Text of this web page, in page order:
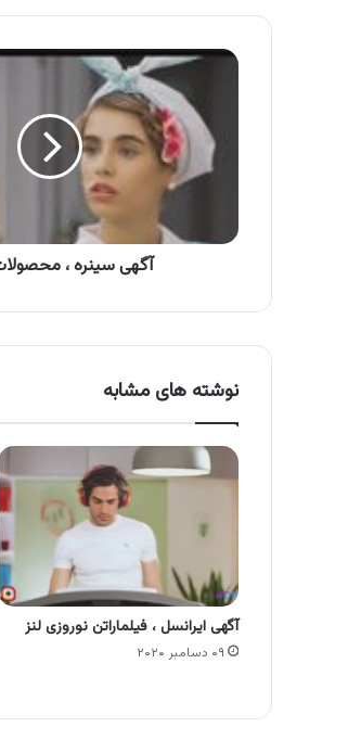
آگهی
محصولات
سینره
آگهی سینره ،
نوشته های مشابه
آگهی ایرانسل ، فیلماراتن نوروزی لنز
۰۹ دسامبر ۲۰۲۰